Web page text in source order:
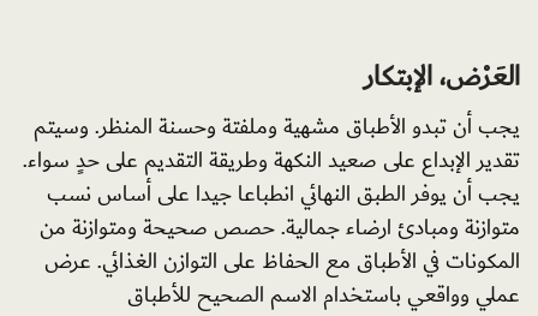
العَرْض، الإبتكار
يجب أن تبدو الأطباق مشهية وملفتة وحسنة المنظر. وسيتم
تقدير الإبداع على صعيد النكهة وطريقة التقديم على حدٍ سواء.
يجب أن يوفر الطبق النهائي انطباعا جيدا على أساس نسب
متوازنة ومبادئ ارضاء جمالية. حصص صحيحة ومتوازنة من
المكونات في الأطباق مع الحفاظ على التوازن الغذائي. عرض
عملي وواقعي باستخدام الاسم الصحيح للأطباق